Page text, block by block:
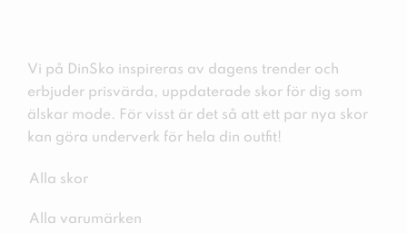
Vi på DinSko inspireras av dagens trender och
erbjuder prisvärda, uppdaterade skor för dig som
älskar mode. För visst är det så att ett par nya skor
kan göra underverk för hela din outfit!
Alla skor
Alla varumärken